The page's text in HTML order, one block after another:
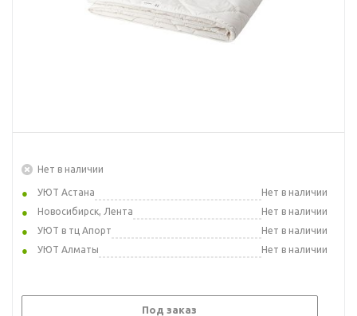
Нет в наличии
УЮТ Астана
Нет в наличии
Новосибирск, Лента
Нет в наличии
УЮТ в тц Апорт
Нет в наличии
УЮТ Алматы
Нет в наличии
Под заказ